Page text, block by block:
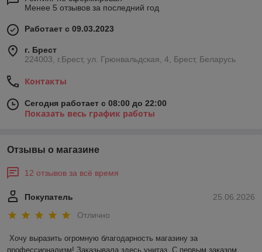
Менее 5 отзывов за последний год
Работает с 09.03.2023
г. Брест
224003, г.Брест, ул. Грюнвальдская, 4, Брест, Беларусь
Контакты
Сегодня работает с 08:00 до 22:00
Показать весь график работы
Отзывы о магазине
12 отзывов за всё время
25.06.2026
Покупатель
Отлично
Хочу выразить огромную благодарность магазину за
профессионализм! Заказывала здесь унитаз. С первым заказом